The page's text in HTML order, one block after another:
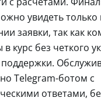
увидеть только
заявки, так как
курс без четкого
поддержки.
Telegram-ботом с
ответами,